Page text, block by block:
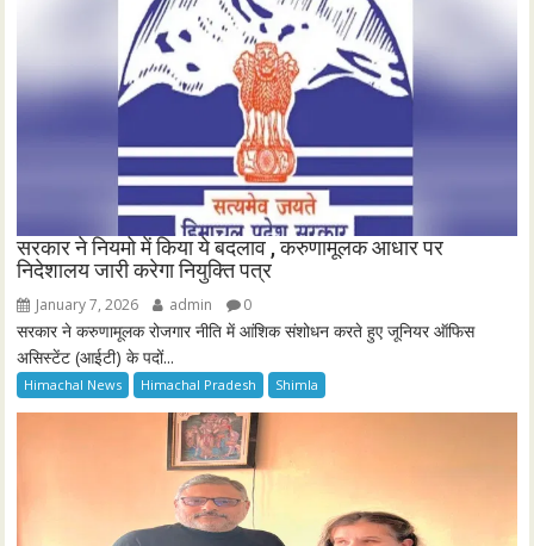
सरकार ने नियमो में किया ये बदलाव , करुणामूलक आधार पर
निदेशालय जारी करेगा नियुक्ति पत्र
January 7, 2026 admin 0
सरकार ने करुणामूलक रोजगार नीति में आंशिक संशोधन करते हुए जूनियर ऑफिस
असिस्टेंट (आईटी) के पदों...
Himachal News Himachal Pradesh Shimla